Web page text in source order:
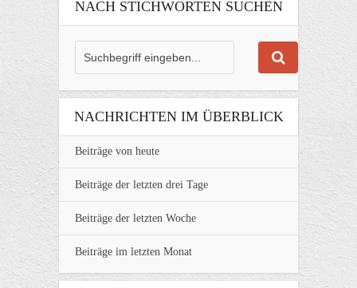
NACH STICHWORTEN SUCHEN
NACHRICHTEN IM ÜBERBLICK
Beiträge von heute
Beiträge der letzten drei Tage
Beiträge der letzten Woche
Beiträge im letzten Monat